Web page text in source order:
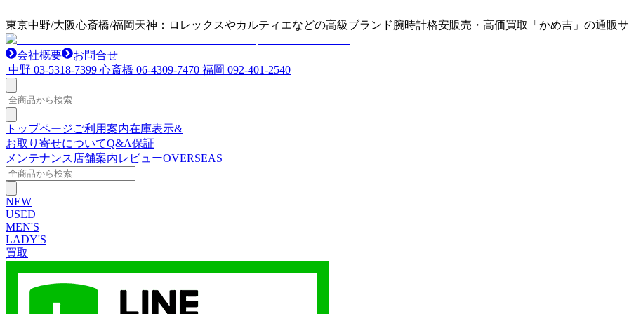
東京中野/大阪心斎橋/福岡天神：ロレックスやカルティエなどの高級ブランド腕時計格安販売・高価買取「かめ吉」の通販
会社概要
お問合せ
中野 03-5318-7399 心斎橋 06-4309-7470 福岡 092-401-2540
トップページご利用案内在庫表示&
お取り寄せについてQ&A保証
メンテナンス 店舗案内レビューOVERSEAS
NEW
USED
MEN'S
LADY'S
買取